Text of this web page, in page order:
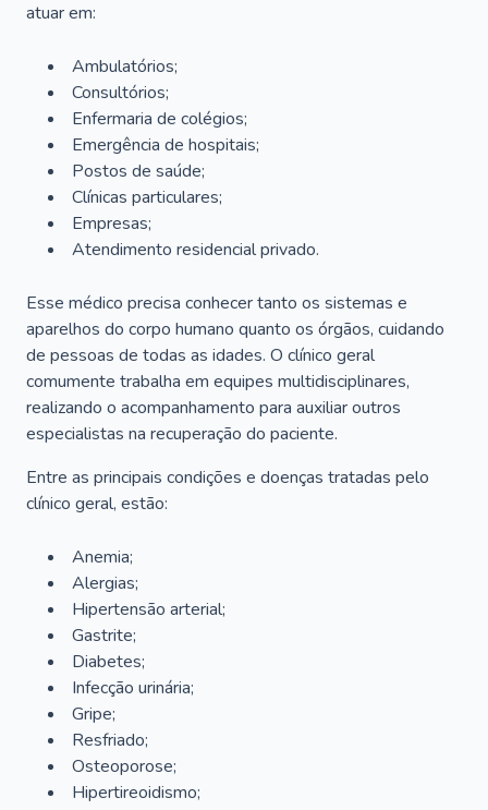
atuar em:
Ambulatórios;
Consultórios;
Enfermaria de colégios;
Emergência de hospitais;
Postos de saúde;
Clínicas particulares;
Empresas;
Atendimento residencial privado.
Esse médico precisa conhecer tanto os sistemas e
aparelhos do corpo humano quanto os órgãos, cuidando
de pessoas de todas as idades. O clínico geral
comumente trabalha em equipes multidisciplinares,
realizando o acompanhamento para auxiliar outros
especialistas na recuperação do paciente.
Entre as principais condições e doenças tratadas pelo
clínico geral, estão:
Anemia;
Alergias;
Hipertensão arterial;
Gastrite;
Diabetes;
Infecção urinária;
Gripe;
Resfriado;
Osteoporose;
Hipertireoidismo;